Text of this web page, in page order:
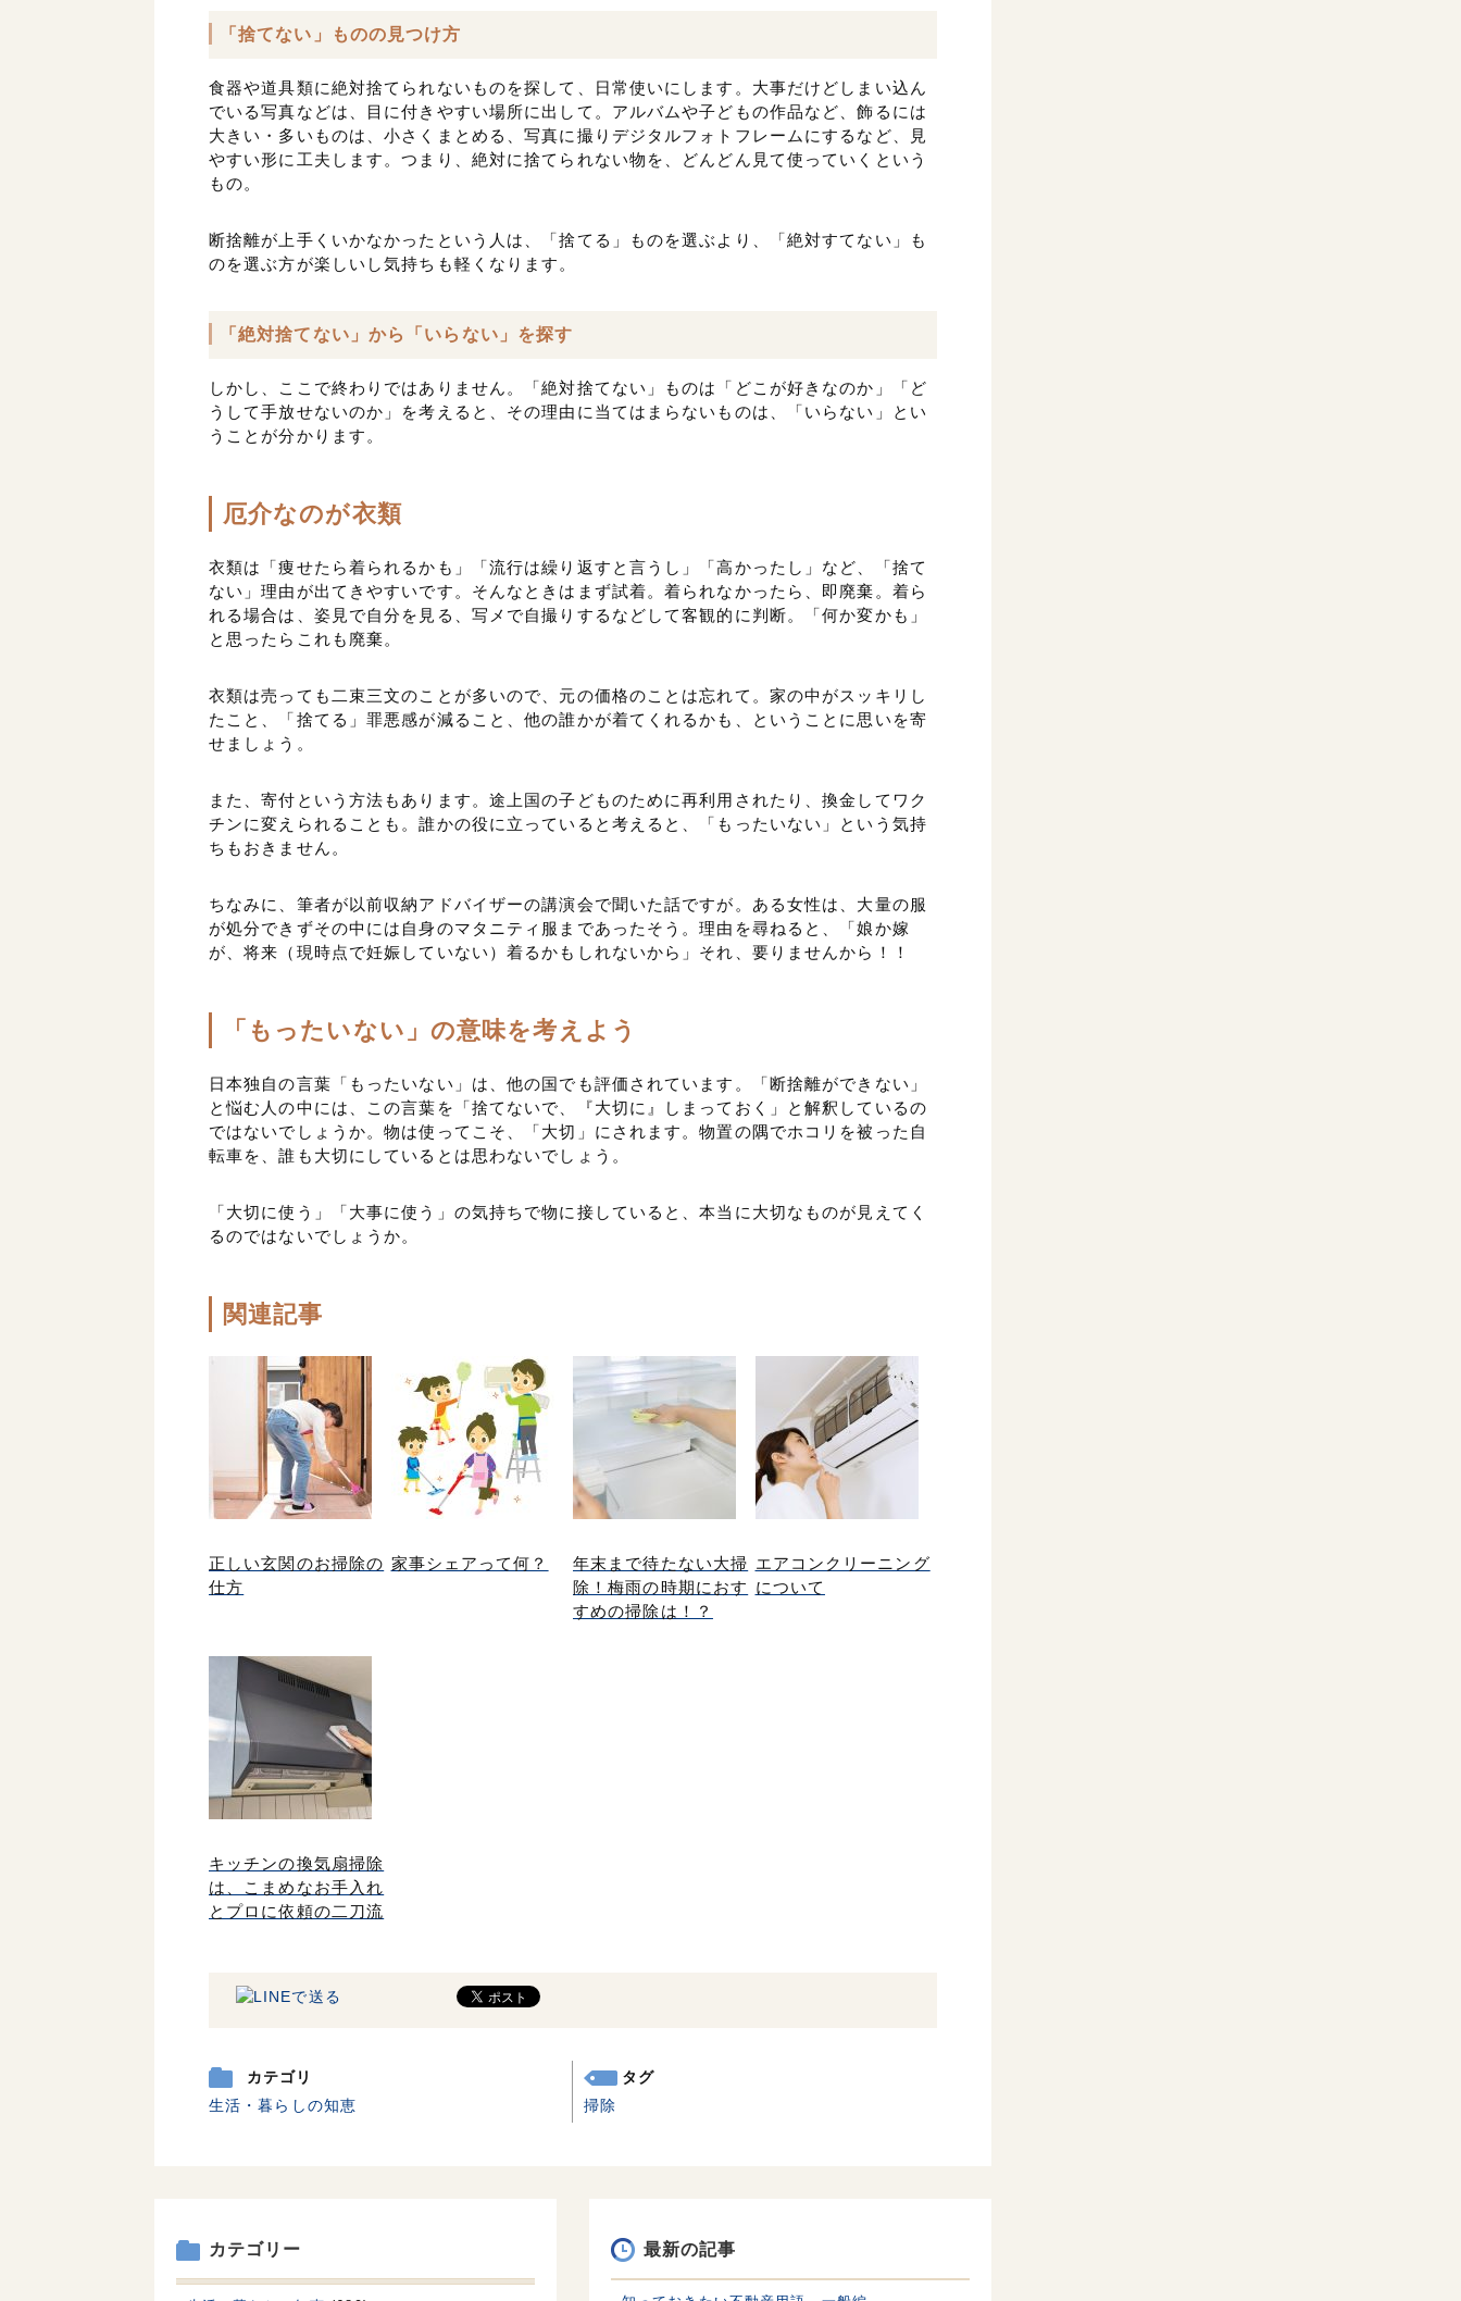
「捨てない」ものの見つけ方
食器や道具類に絶対捨てられないものを探して、日常使いにします。大事だけどしまい込ん
でいる写真などは、目に付きやすい場所に出して。アルバムや子どもの作品など、飾るには
大きい・多いものは、小さくまとめる、写真に撮りデジタルフォトフレームにするなど、見
やすい形に工夫します。つまり、絶対に捨てられない物を、どんどん見て使っていくという
もの。
断捨離が上手くいかなかったという人は、「捨てる」ものを選ぶより、「絶対すてない」も
のを選ぶ方が楽しいし気持ちも軽くなります。
「絶対捨てない」から「いらない」を探す
しかし、ここで終わりではありません。「絶対捨てない」ものは「どこが好きなのか」「ど
うして手放せないのか」を考えると、その理由に当てはまらないものは、「いらない」とい
うことが分かります。
厄介なのが衣類
衣類は「痩せたら着られるかも」「流行は繰り返すと言うし」「高かったし」など、「捨て
ない」理由が出てきやすいです。そんなときはまず試着。着られなかったら、即廃棄。着ら
れる場合は、姿見で自分を見る、写メで自撮りするなどして客観的に判断。「何か変かも」
と思ったらこれも廃棄。
衣類は売っても二束三文のことが多いので、元の価格のことは忘れて。家の中がスッキリし
たこと、「捨てる」罪悪感が減ること、他の誰かが着てくれるかも、ということに思いを寄
せましょう。
また、寄付という方法もあります。途上国の子どものために再利用されたり、換金してワク
チンに変えられることも。誰かの役に立っていると考えると、「もったいない」という気持
ちもおきません。
ちなみに、筆者が以前収納アドバイザーの講演会で聞いた話ですが。ある女性は、大量の服
が処分できずその中には自身のマタニティ服まであったそう。理由を尋ねると、「娘か嫁
が、将来（現時点で妊娠していない）着るかもしれないから」それ、要りませんから！！
「もったいない」の意味を考えよう
日本独自の言葉「もったいない」は、他の国でも評価されています。「断捨離ができない」
と悩む人の中には、この言葉を「捨てないで、『大切に』しまっておく」と解釈しているの
ではないでしょうか。物は使ってこそ、「大切」にされます。物置の隅でホコリを被った自
転車を、誰も大切にしているとは思わないでしょう。
「大切に使う」「大事に使う」の気持ちで物に接していると、本当に大切なものが見えてく
るのではないでしょうか。
関連記事
正しい玄関のお掃除の
仕方
家事シェアって何？
年末まで待たない大掃
除！梅雨の時期におす
すめの掃除は！？
エアコンクリーニング
について
キッチンの換気扇掃除
は、こまめなお手入れ
とプロに依頼の二刀流
カテゴリ
生活・暮らしの知恵
タグ
掃除
最新の記事
カテゴリー